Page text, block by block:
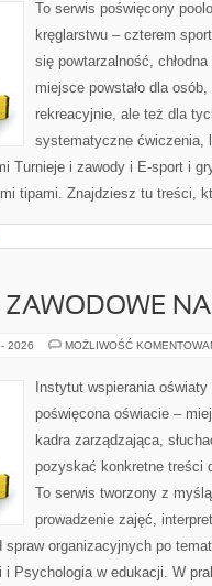
To serwis poświęcony
kręglarstwu – czterem
się powtarzalność, chłodna
miejsce powstało dla
rekreacyjnie, ale też dla
systematyczne ćwiczenia,
Turnieje i zawody i E-sport i
tipami. Znajdziesz tu treści,
2026 MOŻLIWOŚĆ
Instytut wspierania
poświęcona oświacie –
kadra zarządzająca,
pozyskać konkretne treści
To serwis tworzony z
prowadzenie zajęć,
spraw organizacyjnych po
Psychologia w edukacji. W